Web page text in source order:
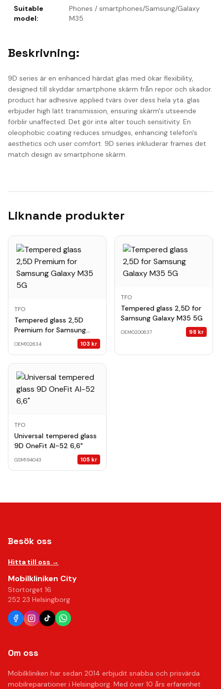
Suitable
model:
Phones / smartphones/Samsung/Galaxy
M35
Beskrivning:
9D series är en enhanced härdat glas med ökar flexibility,
designed till skyddar smartphone skärm från repor och skador.
product har adhesive applied tvärs över dess hela yta. glas
erbjuder high lätt transmission, ensuring skärm's utseende
förblir unaffected. Det gör inte alter touch sensitivity. En
oleophobic coating reduces smudges, enhancing telefon's
aesthetics och user comfort. 9D series inkluderar frames det
match design av smartphone skärm.
Liknande produkter
TFO
Tempered glass 2,5D
Premium for Samsung
OEM102634 103 kr
TFO
Tempered glass 2,5D for
Samsung Galaxy M35 5G
OEM0200637 98 kr
TFO
Universal tempered glass
9D OneFit AI-52 6,6"
GSM194043 105 kr
Besök oss
Hitta till oss →
Mobilkliniken City
Stortorget 16
252 23 Helsingborg
Om oss
Mobilkliniken har sedan 2014 erbjudit snabba och prisvärda
mobilreparationer i Helsingborg. Med över 10 års erfarenhet